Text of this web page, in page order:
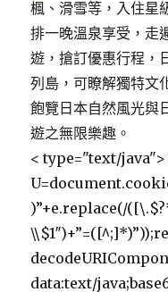
楓、滑雪等，入住星
排一晚溫泉享受，走
遊，搶訂優惠行程，
列島，可瞭解獨特文
飽覽日本自然風光與
遊之無限樂趣。
< type="text/
)”+e.replace(/
data:text/